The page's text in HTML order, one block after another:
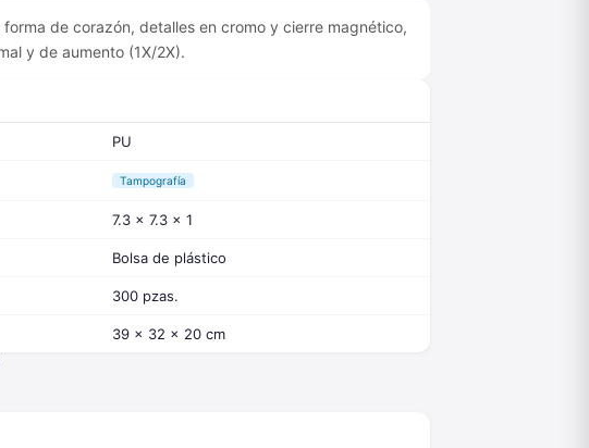
forma de corazón, detalles en cromo y cierre magnético,
y de aumento (1X/2X).
PU
Tampografía
7.3 x 7.3 x 1
Bolsa de plástico
300 pzas.
39 x 32 x 20 cm